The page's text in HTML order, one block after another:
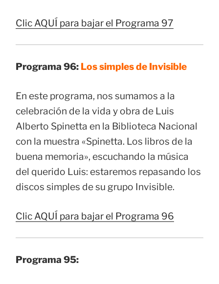
Clic AQUÍ para bajar el Programa 97
Programa 96: Los simples de Invisible
En este programa, nos sumamos a la
celebración de la vida y obra de Luis
Alberto Spinetta en la Biblioteca Nacional
con la muestra «Spinetta. Los libros de la
buena memoria», escuchando la música
del querido Luis: estaremos repasando los
discos simples de su grupo Invisible.
Clic AQUÍ para bajar el Programa 96
Programa 95: